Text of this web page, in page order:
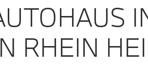
RHEIN